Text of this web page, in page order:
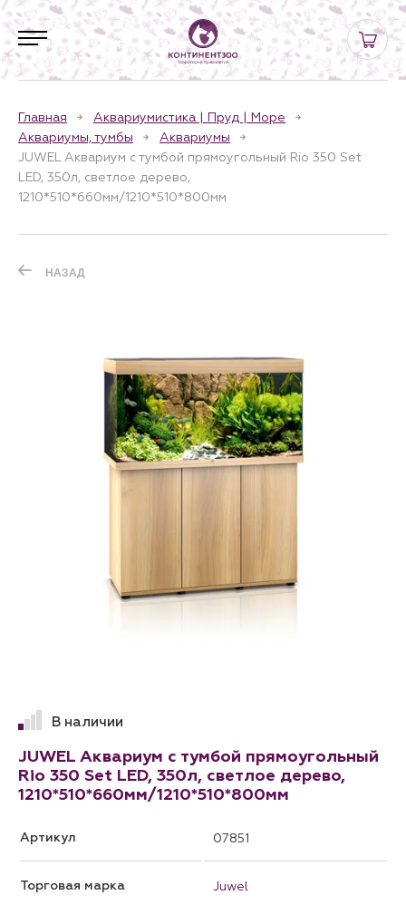
Главная
Аквариумистика | Пруд | Море
Аквариумы, тумбы
Аквариумы
JUWEL Аквариум с тумбой прямоугольный Rio 350 Set
LED, 350л, светлое дерево,
1210*510*660мм/1210*510*800мм
НАЗАД
В наличии
JUWEL Аквариум с тумбой прямоугольный
Rio 350 Set LED, 350л, светлое дерево,
1210*510*660мм/1210*510*800мм
Артикул 07851
Торговая марка Juwel